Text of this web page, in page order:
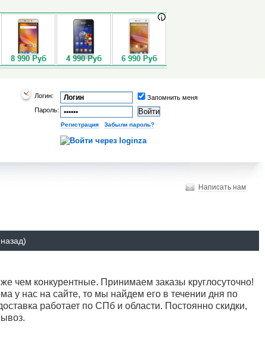
Логин:
Запомнить меня
Пароль:
Регистрация| Забыли пароль?
Написать нам
чем конкурентные. Принимаем заказы круглосуточно!
у нас на сайте, то мы найдем его в течении дня по
работает по СПб и области. Постоянно скидки,